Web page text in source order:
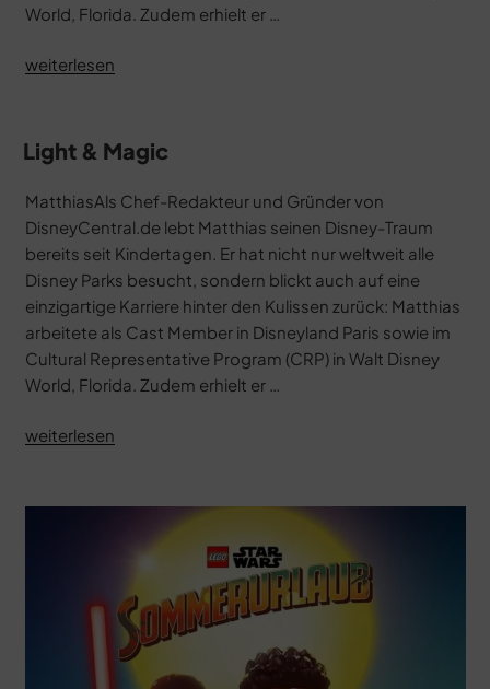
World, Florida. Zudem erhielt er …
„Indiana
das
Rad
des
Schicksals“
weiterlesen
Light & Magic
MatthiasAls Chef-Redakteur und Gründer von
DisneyCentral.de lebt Matthias seinen Disney-Traum
bereits seit Kindertagen. Er hat nicht nur weltweit alle
Disney Parks besucht, sondern blickt auch auf eine
einzigartige Karriere hinter den Kulissen zurück: Matthias
arbeitete als Cast Member in Disneyland Paris sowie im
Cultural Representative Program (CRP) in Walt Disney
World, Florida. Zudem erhielt er …
„Light
weiterlesen